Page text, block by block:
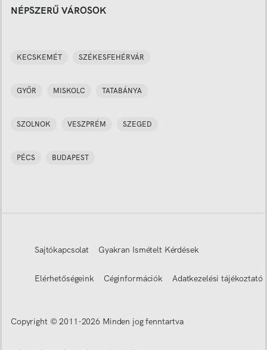
NÉPSZERŰ VÁROSOK
KECSKEMÉT SZÉKESFEHÉRVÁR
GYŐR MISKOLC TATABÁNYA
SZOLNOK VESZPRÉM SZEGED
PÉCS BUDAPEST
Sajtókapcsolat Gyakran Ismételt Kérdések
Elérhetőségeink Céginformációk Adatkezelési tájékoztató
Copyright © 2011-2026 Minden jog fenntartva